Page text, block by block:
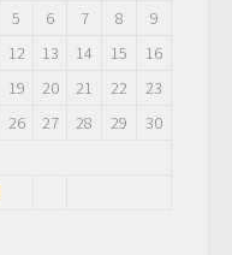
5 6 7 8
9
12 13 14 15
16
19 20 21 22
23
26 27 28 29
30